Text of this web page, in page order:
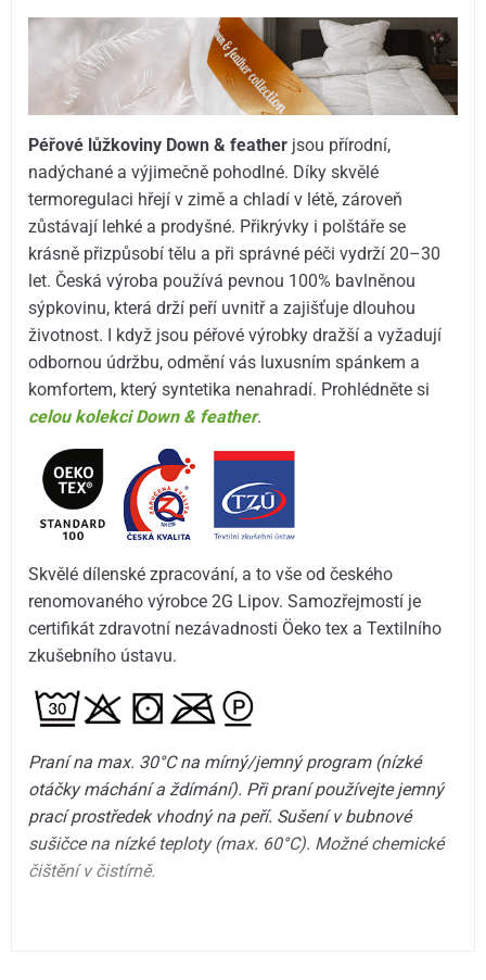
Péřové lůžkoviny Down & feather jsou přírodní,
nadýchané a výjimečně pohodlné. Díky skvělé
termoregulaci hřejí v zimě a chladí v létě, zároveň
zůstávají lehké a prodyšné. Přikrývky i polštáře se
krásně přizpůsobí tělu a při správné péči vydrží 20–30
let. Česká výroba používá pevnou 100% bavlněnou
sýpkovinu, která drží peří uvnitř a zajišťuje dlouhou
životnost. I když jsou péřové výrobky dražší a vyžadují
odbornou údržbu, odmění vás luxusním spánkem a
komfortem, který syntetika nenahradí. Prohlédněte si
celou kolekci Down & feather.
Skvělé dílenské zpracování, a to vše od českého
renomovaného výrobce 2G Lipov. Samozřejmostí je
certifikát zdravotní nezávadnosti Öeko tex a Textilního
zkušebního ústavu.
Praní na max. 30°C na mírný/jemný program (nízké
otáčky máchání a ždímání). Při praní používejte jemný
prací prostředek vhodný na peří. Sušení v bubnové
sušičce na nízké teploty (max. 60°C). Možné chemické
čištění v čistírně.